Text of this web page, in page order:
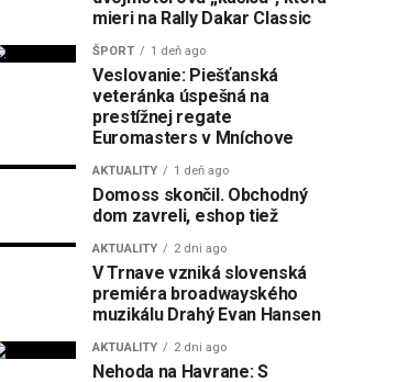
mieri na Rally Dakar Classic
ŠPORT 1 deň ago
Veslovanie: Piešťanská
veteránka úspešná na
prestížnej regate
Euromasters v Mníchove
AKTUALITY 1 deň ago
Domoss skončil. Obchodný
dom zavreli, eshop tiež
AKTUALITY 2 dni ago
V Trnave vzniká slovenská
premiéra broadwayského
muzikálu Drahý Evan Hansen
AKTUALITY 2 dni ago
Nehoda na Havrane: S